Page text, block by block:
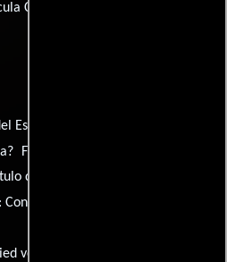
Conrack fué producida en
Este:
Finlandia:
de video):
Conrack - dager jeg aldri glemmer
von einer Insel